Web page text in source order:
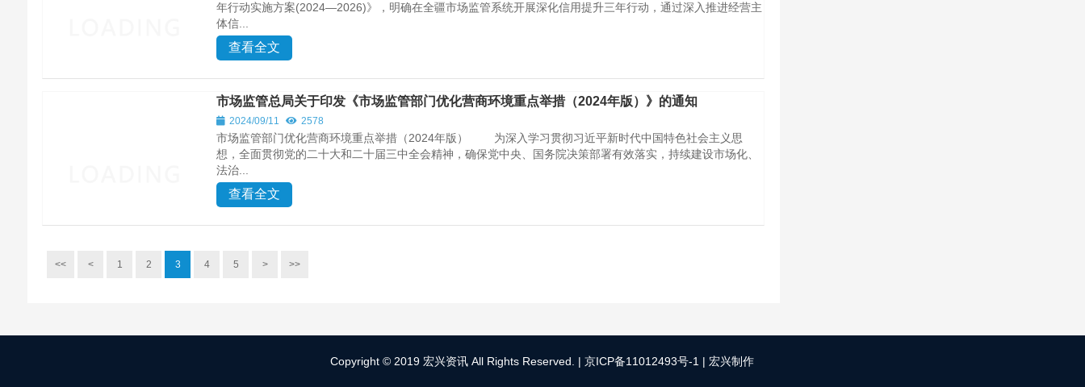
年行动实施方案(2024—2026)》，明确在全疆市场监管系统开展深化信用提升三年行动，通过深入推进经营主
体信...
查看全文
市场监管总局关于印发《市场监管部门优化营商环境重点举措（2024年版）》的通知
2024/09/11 2578
市场监管部门优化营商环境重点举措（2024年版） 为深入学习贯彻习近平新时代中国特色社会主义思
想，全面贯彻党的二十大和二十届三中全会精神，确保党中央、国务院决策部署有效落实，持续建设市场化、
法治...
查看全文
<< < 1 2 3 4 5 > >>
Copyright © 2019 宏兴资讯 All Rights Reserved. | 京ICP备11012493号-1 | 宏兴制作